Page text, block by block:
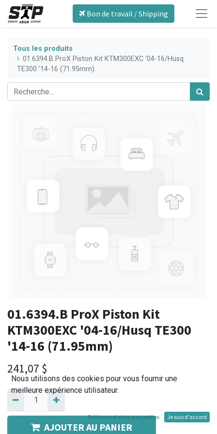
Bon de travail / Shipping
Tous les produits
01.6394.B ProX Piston Kit KTM300EXC '04-16/Husq
TE300 '14-16 (71.95mm)
01.6394.B ProX Piston Kit
KTM300EXC '04-16/Husq TE300
'14-16 (71.95mm)
241,07 $
AJOUTER AU PANIER
Nous utilisons des cookies pour vous fournir une
meilleure expérience utilisateur.
Politique relative aux cookies Je suis d'accord